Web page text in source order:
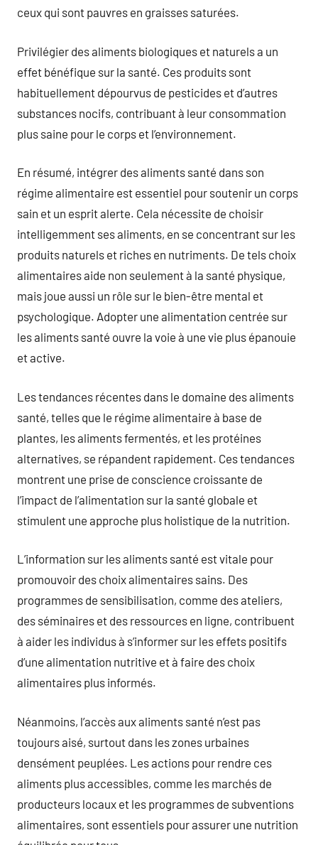
ceux qui sont pauvres en graisses saturées.
Privilégier des aliments biologiques et naturels a un
effet bénéfique sur la santé. Ces produits sont
habituellement dépourvus de pesticides et d’autres
substances nocifs, contribuant à leur consommation
plus saine pour le corps et l’environnement.
En résumé, intégrer des aliments santé dans son
régime alimentaire est essentiel pour soutenir un corps
sain et un esprit alerte. Cela nécessite de choisir
intelligemment ses aliments, en se concentrant sur les
produits naturels et riches en nutriments. De tels choix
alimentaires aide non seulement à la santé physique,
mais joue aussi un rôle sur le bien-être mental et
psychologique. Adopter une alimentation centrée sur
les aliments santé ouvre la voie à une vie plus épanouie
et active.
Les tendances récentes dans le domaine des aliments
santé, telles que le régime alimentaire à base de
plantes, les aliments fermentés, et les protéines
alternatives, se répandent rapidement. Ces tendances
montrent une prise de conscience croissante de
l’impact de l’alimentation sur la santé globale et
stimulent une approche plus holistique de la nutrition.
L’information sur les aliments santé est vitale pour
promouvoir des choix alimentaires sains. Des
programmes de sensibilisation, comme des ateliers,
des séminaires et des ressources en ligne, contribuent
à aider les individus à s’informer sur les effets positifs
d’une alimentation nutritive et à faire des choix
alimentaires plus informés.
Néanmoins, l’accès aux aliments santé n’est pas
toujours aisé, surtout dans les zones urbaines
densément peuplées. Les actions pour rendre ces
aliments plus accessibles, comme les marchés de
producteurs locaux et les programmes de subventions
alimentaires, sont essentiels pour assurer une nutrition